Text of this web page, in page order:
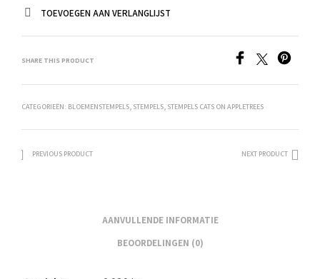
TOEVOEGEN AAN VERLANGLIJST
SHARE THIS PRODUCT
CATEGORIEËN: BLOEMENSTEMPELS, STEMPELS, STEMPELS CATS ON APPLETREES
PREVIOUS PRODUCT NEXT PRODUCT
AANVULLENDE INFORMATIE
BEOORDELINGEN (0)